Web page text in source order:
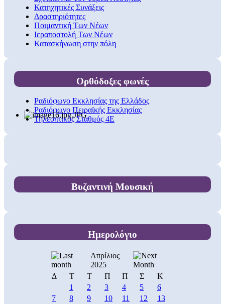
Κατηχητικές Συνάξεις
Δραστηριότητες
Ποιμαντική Των Νέων
Ιεραποστολή Των Νέων
Κατασκήνωση στην πόλη
Ορθόδοξες φωνές
Ραδιόφωνο Εκκλησίας της Ελλάδος
Ραδιόφωνο Πειραϊκής Εκκλησίας
Τηλεοπτικός Σταθμός 4Ε
Βυζαντινή Μουσική
Ημερολόγιο
Απρίλιος
2025
Δ
Τ Τ Π Π Σ
Κ
1
2 3 4 5
6
7
8 9 10 11 12
13